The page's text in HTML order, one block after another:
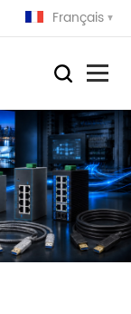
Français